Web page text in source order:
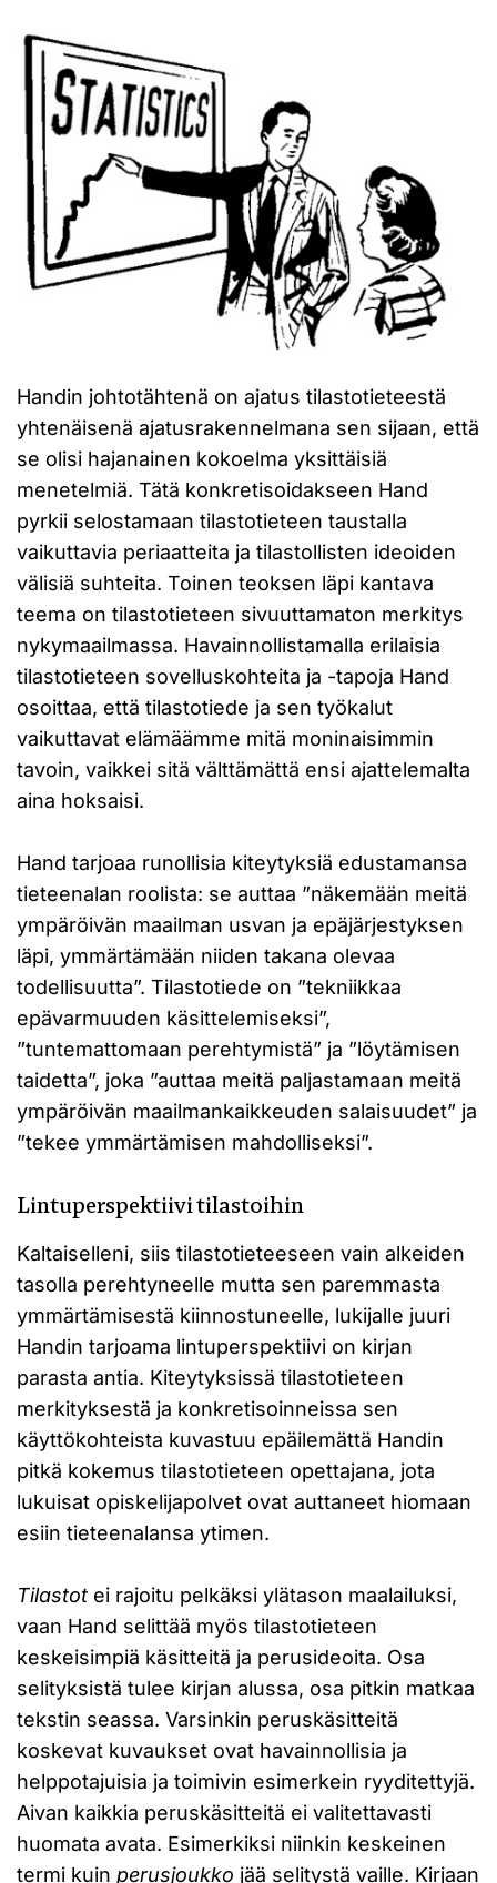
Handin johtotähtenä on ajatus tilastotieteestä
yhtenäisenä ajatusrakennelmana sen sijaan, että
se olisi hajanainen kokoelma yksittäisiä
menetelmiä. Tätä konkretisoidakseen Hand
pyrkii selostamaan tilastotieteen taustalla
vaikuttavia periaatteita ja tilastollisten ideoiden
välisiä suhteita. Toinen teoksen läpi kantava
teema on tilastotieteen sivuuttamaton merkitys
nykymaailmassa. Havainnollistamalla erilaisia
tilastotieteen sovelluskohteita ja -tapoja Hand
osoittaa, että tilastotiede ja sen työkalut
vaikuttavat elämäämme mitä moninaisimmin
tavoin, vaikkei sitä välttämättä ensi ajattelemalta
aina hoksaisi.
Hand tarjoaa runollisia kiteytyksiä edustamansa
tieteenalan roolista: se auttaa ”näkemään meitä
ympäröivän maailman usvan ja epäjärjestyksen
läpi, ymmärtämään niiden takana olevaa
todellisuutta”. Tilastotiede on ”tekniikkaa
epävarmuuden käsittelemiseksi”,
”tuntemattomaan perehtymistä” ja ”löytämisen
taidetta”, joka ”auttaa meitä paljastamaan meitä
ympäröivän maailmankaikkeuden salaisuudet” ja
”tekee ymmärtämisen mahdolliseksi”.
Lintuperspektiivi tilastoihin
Kaltaiselleni, siis tilastotieteeseen vain alkeiden
tasolla perehtyneelle mutta sen paremmasta
ymmärtämisestä kiinnostuneelle, lukijalle juuri
Handin tarjoama lintuperspektiivi on kirjan
parasta antia. Kiteytyksissä tilastotieteen
merkityksestä ja konkretisoinneissa sen
käyttökohteista kuvastuu epäilemättä Handin
pitkä kokemus tilastotieteen opettajana, jota
lukuisat opiskelijapolvet ovat auttaneet hiomaan
esiin tieteenalansa ytimen.
Tilastot ei rajoitu pelkäksi ylätason maalailuksi,
vaan Hand selittää myös tilastotieteen
keskeisimpiä käsitteitä ja perusideoita. Osa
selityksistä tulee kirjan alussa, osa pitkin matkaa
tekstin seassa. Varsinkin peruskäsitteitä
koskevat kuvaukset ovat havainnollisia ja
helppotajuisia ja toimivin esimerkein ryyditettyjä.
Aivan kaikkia peruskäsitteitä ei valitettavasti
huomata avata. Esimerkiksi niinkin keskeinen
termi kuin perusjoukko jää selitystä vaille. Kirjaan